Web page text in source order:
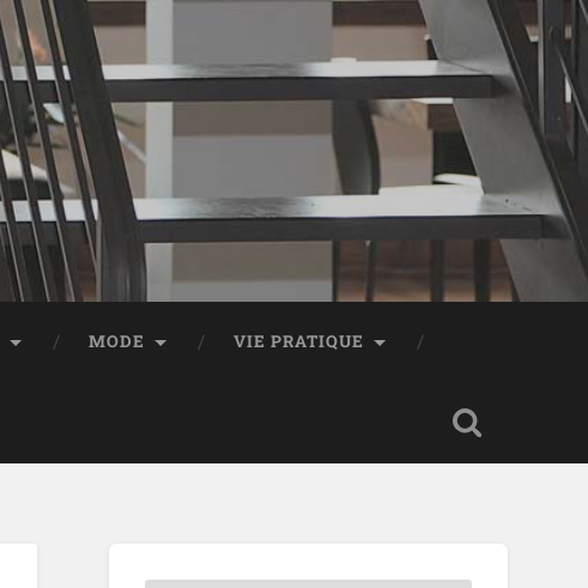
MODE VIE PRATIQUE